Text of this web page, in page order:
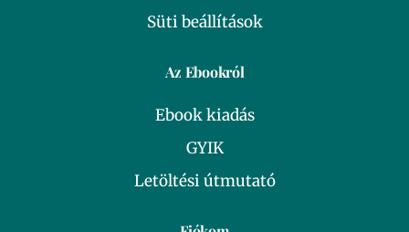
Süti beállítások
Az Ebookról
Ebook kiadás
GYIK
Letöltési útmutató